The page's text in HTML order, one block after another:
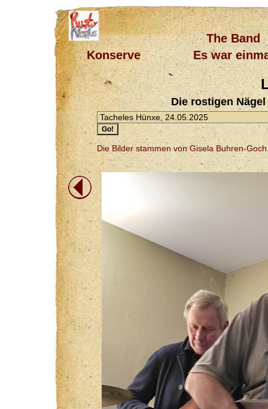
The Band
Konserve
Es war
Die rostigen
Die Bilder stammen von Gisela Buhren-